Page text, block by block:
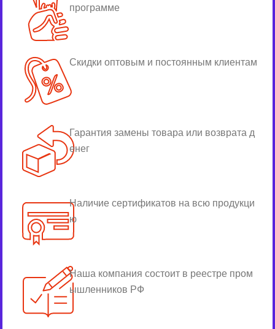
программе
Скидки оптовым и постоянным клиентам
Гарантия замены товара или возврата д
енег
Наличие сертификатов на всю продукци
ю
Наша компания состоит в реестре пром
ышленников РФ